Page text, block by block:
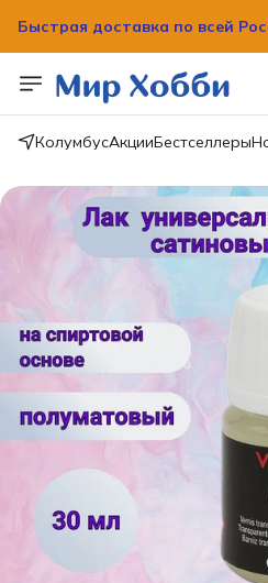
Быстрая доставка по всей
Быстрая доставка по всей
вашим домом!
КолумбусАкцииБестселлеры